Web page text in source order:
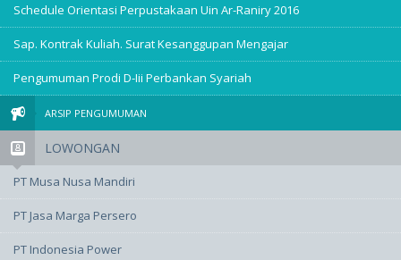
Schedule Orientasi Perpustakaan Uin Ar-Raniry 2016
Sap. Kontrak Kuliah. Surat Kesanggupan Mengajar
Pengumuman Prodi D-Iii Perbankan Syariah
ARSIP PENGUMUMAN
LOWONGAN
PT Musa Nusa Mandiri
PT Jasa Marga Persero
PT Indonesia Power